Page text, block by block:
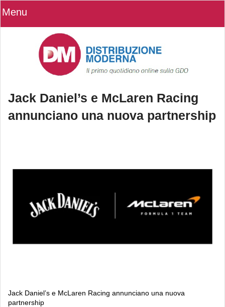
Menu
Jack Daniel’s e McLaren Racing
annunciano una nuova partnership
Jack Daniel’s e McLaren Racing annunciano una nuova
partnership